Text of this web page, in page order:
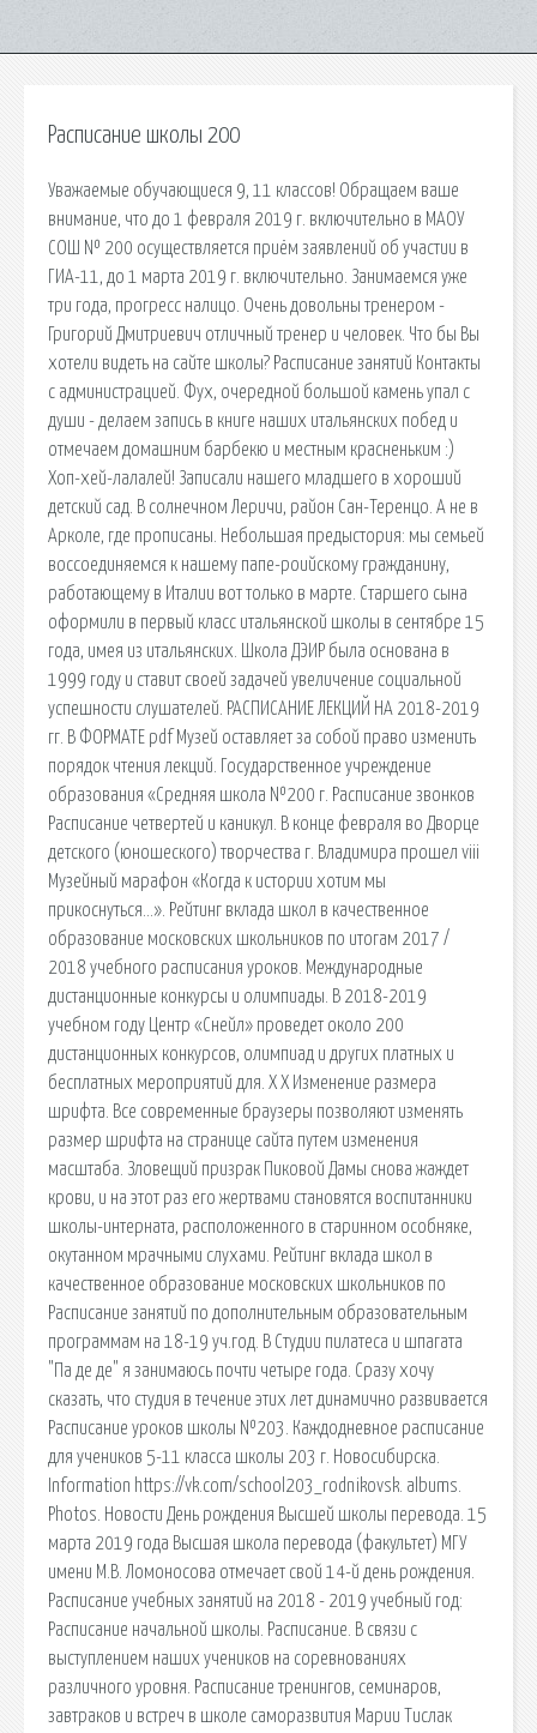
Расписание школы 200
Уважаемые обучающиеся 9, 11 классов! Обращаем ваше
внимание, что до 1 февраля 2019 г. включительно в МАОУ
СОШ № 200 осуществляется приём заявлений об участии в
ГИА-11, до 1 марта 2019 г. включительно. Занимаемся уже
три года, прогресс налицо. Очень довольны тренером -
Григорий Дмитриевич отличный тренер и человек. Что бы Вы
хотели видеть на сайте школы? Расписание занятий Контакты
с администрацией. Фух, очередной большой камень упал с
души - делаем запись в книге наших итальянских побед и
отмечаем домашним барбекю и местным красненьким :)
Хоп-хей-лалалей! Записали нашего младшего в хороший
детский сад. В солнечном Леричи, район Сан-Теренцо. А не в
Арколе, где прописаны. Небольшая предыстория: мы семьей
воссоединяемся к нашему папе-роийскому гражданину,
работающему в Италии вот только в марте. Старшего сына
оформили в первый класс итальянской школы в сентябре 15
года, имея из итальянских. Школа ДЭИР была основана в
1999 году и ставит своей задачей увеличение социальной
успешности слушателей. РАСПИСАНИЕ ЛЕКЦИЙ НА 2018-2019
гг. В ФОРМАТЕ pdf Музей оставляет за собой право изменить
порядок чтения лекций. Государственное учреждение
образования «Средняя школа №200 г. Расписание звонков
Расписание четвертей и каникул. В конце февраля во Дворце
детского (юношеского) творчества г. Владимира прошел viii
Музейный марафон «Когда к истории хотим мы
прикоснуться…». Рейтинг вклада школ в качественное
образование московских школьников по итогам 2017 /
2018 учебного расписания уроков. Международные
дистанционные конкурсы и олимпиады. В 2018-2019
учебном году Центр «Снейл» проведет около 200
дистанционных конкурсов, олимпиад и других платных и
бесплатных мероприятий для. X X Изменение размера
шрифта. Все современные браузеры позволяют изменять
размер шрифта на странице сайта путем изменeния
масштаба. Зловещий призрак Пиковой Дамы снова жаждет
крови, и на этот раз его жертвами становятся воспитанники
школы-интерната, расположенного в старинном особняке,
окутанном мрачными слухами. Рейтинг вклада школ в
качественное образование московских школьников по
Расписание занятий по дополнительным образовательным
программам на 18-19 уч.год. В Студии пилатеса и шпагата
"Па де де" я занимаюсь почти четыре года. Сразу хочу
сказать, что студия в течение этих лет динамично развивается
Расписание уроков школы №203. Каждодневное расписание
для учеников 5-11 класса школы 203 г. Новосибирска.
Information https://vk.com/school203_rodnikovsk. albums.
Photos. Новости День рождения Высшей школы перевода. 15
марта 2019 года Высшая школа перевода (факультет) МГУ
имени М.В. Ломоносова отмечает свой 14-й день рождения.
Расписание учебных занятий на 2018 - 2019 учебный год:
Расписание начальной школы. Расписание. В связи с
выступлением наших учеников на соревнованиях
различного уровня. Расписание тренингов, семинаров,
завтраков и встреч в школе саморазвития Марии Тислак